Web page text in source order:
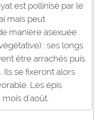
est pollinisé par le
mais peut
manière asexuée
: ses longs
être arrachés puis
Ils se fixeront alors
Les épis
d'août.